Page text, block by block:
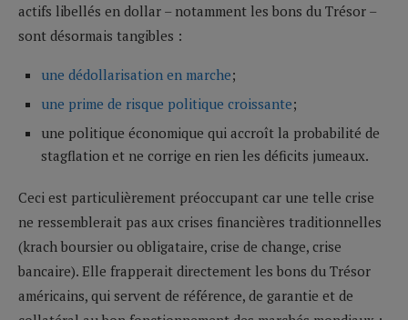
actifs libellés en dollar – notamment les bons du Trésor –
sont désormais tangibles :
une dédollarisation en marche;
une prime de risque politique croissante;
une politique économique qui accroît la probabilité de
stagflation et ne corrige en rien les déficits jumeaux.
Ceci est particulièrement préoccupant car une telle crise
ne ressemblerait pas aux crises financières traditionnelles
(krach boursier ou obligataire, crise de change, crise
bancaire). Elle frapperait directement les bons du Trésor
américains, qui servent de référence, de garantie et de